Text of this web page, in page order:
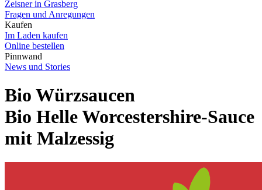
Zeisner in Grasberg
Fragen und Anregungen
Kaufen
Im Laden kaufen
Online bestellen
Pinnwand
News und Stories
Bio Würzsaucen
Bio Helle Worcestershire-Sauce
mit Malzessig